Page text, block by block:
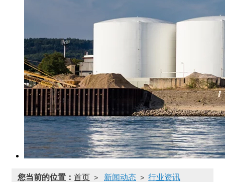
您当前的位置： 首页 > 新闻动态 > 行业资讯